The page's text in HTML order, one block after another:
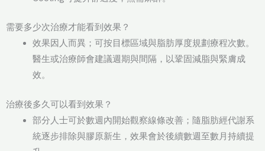
需要多少次治療才能看到效果？
效果因人而異；可按目標區域與脂肪厚度規劃療程次數。
醫生或治療師會建議週期與間隔，以鞏固減脂與緊膚成
效。
治療後多久可以看到效果？
部分人士可於數週內開始觀察線條改善；隨脂肪經代謝系
統逐步排除與膠原新生，效果會於後續數週至數月持續提